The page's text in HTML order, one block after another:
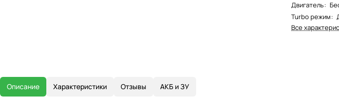
Двигатель:
Turbo режим:
Все
Описание Характеристики Отзывы АКБ и ЗУ